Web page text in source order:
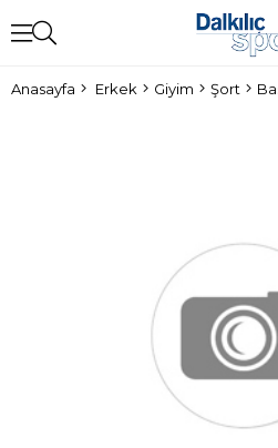
Anasayfa Erkek Giyim Şort